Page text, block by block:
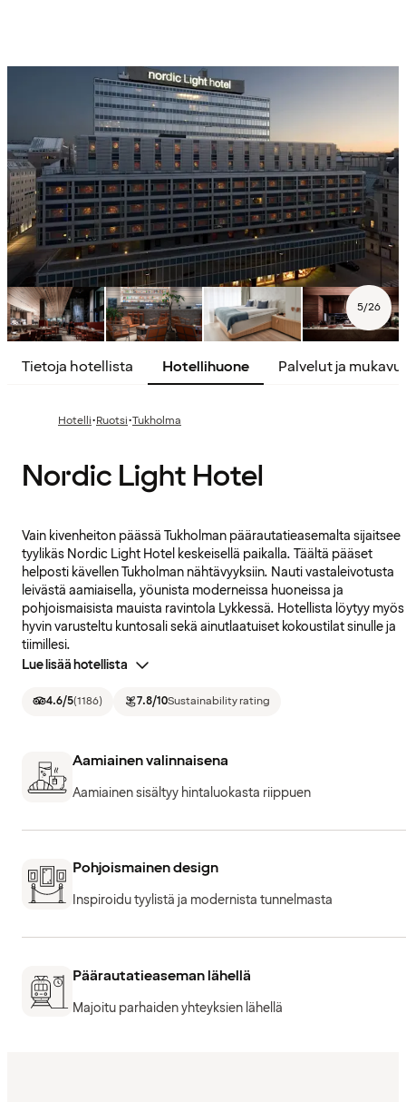
5/26
Tietoja hotellista Hotellihuone Palvelut ja
Hotelli·Ruotsi·Tukholma
Nordic Light Hotel
Vain kivenheiton päässä Tukholman päärautatieasemalta sijaitsee
tyylikäs Nordic Light Hotel keskeisellä paikalla. Täältä pääset
helposti kävellen Tukholman nähtävyyksiin. Nauti vastaleivotusta
leivästä aamiaisella, yöunista moderneissa huoneissa ja
pohjoismaisista mauista ravintola Lykkessä. Hotellista löytyy myös
hyvin varusteltu kuntosali sekä ainutlaatuiset kokoustilat sinulle ja
tiimillesi.
Lue lisää hotellista
4.6/5(1186) 7.8/10Sustainability rating
Aamiainen valinnaisena
Aamiainen sisältyy hintaluokasta riippuen
Pohjoismainen design
Inspiroidu tyylistä ja modernista tunnelmasta
Päärautatieaseman lähellä
Majoitu parhaiden yhteyksien lähellä